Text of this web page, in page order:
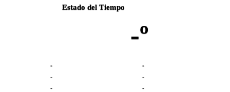
Estado del Tiempo
-º
-
-
-
-
-
-